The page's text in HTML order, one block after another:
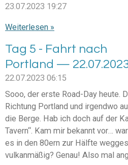
23.07.2023 19:27
Weiterlesen »
Tag 5 - Fahrt nach
Portland —
22.07.2023 06:15
Sooo, der erste Road-Day heute.
Richtung Portland und irgendwo
die Berge. Hab ich doch auf der
Tavern“. Kam mir bekannt vor…
es in den 80ern zur Hälfte
vulkanmäßig? Genau! Also mal